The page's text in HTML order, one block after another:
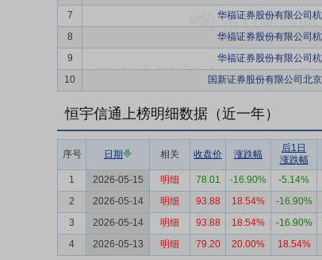
7
华福证券股份有限公司
8
华福证券股份有限公司
9
华福证券股份有限公司
10
国新证券股份有限公司北
恒宇信通上榜明细数据（近一年）
序号 日期 相关 收盘价 涨跌幅
后1日
涨跌幅
1 2026-05-15 明细 78.01 -16.90% -5.14%
2
2026-05-14 明细 93.88 18.54% -16.90%
3
2026-05-14 明细 93.88 18.54% -16.90%
4
2026-05-13 明细 79.20 20.00% 18.54%